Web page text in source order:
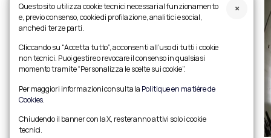
Questo sito utilizza cookie tecnici necessari al funzionamento
e, previo consenso, cookie di profilazione, analitici e social,
anche di terze parti.
Cliccando su “Accetta tutto”, acconsenti all’uso di tutti i cookie
non tecnici. Puoi gestire o revocare il consenso in qualsiasi
momento tramite “Personalizza le scelte sui cookie”.
Per maggiori informazioni consulta la Politique en matière de
Cookies.
Chiudendo il banner con la X, resteranno attivi solo i cookie
tecnici.